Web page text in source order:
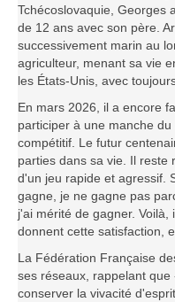
Tchécoslovaquie, Georges
de 12 ans avec son père.
successivement marin au
agriculteur, menant sa vie
les États-Unis, avec
En mars 2026, il a encore
participer à une manche
compétitif. Le futur
parties dans sa vie. Il reste
d'un jeu rapide et agressif.
gagne, je ne gagne pas
j'ai mérité de gagner.
donnent cette satisfaction,
La Fédération Française
ses réseaux, rappelant
conserver la vivacité